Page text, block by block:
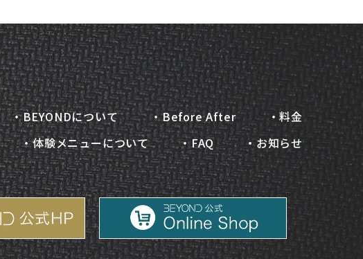
・BEYONDについて ・Before After
・料金
・体験メニューについて ・FAQ ・お知らせ